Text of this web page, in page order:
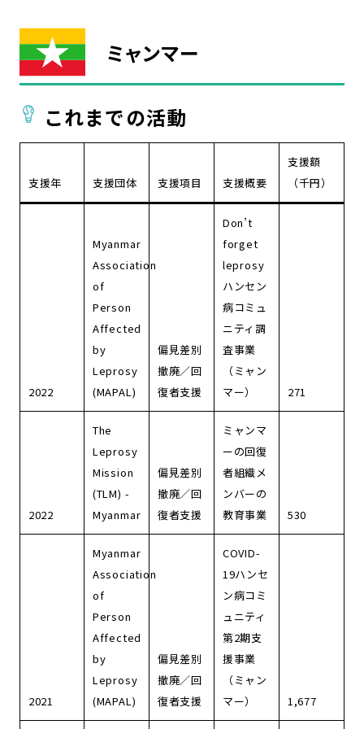
ミャンマー
これまでの活動
支援年 支援団体 支援項目 支援概要
支援額
（千円）
2022
Myanmar
Association
of
Person
Affected
by
Leprosy
(MAPAL)
偏見差別
撤廃／回
復者支援
Don’t
forget
leprosy
ハンセン
病コミュ
ニティ調
査事業
（ミャン
マー）
271
2022
The
Leprosy
Mission
(TLM) -
Myanmar
偏見差別
撤廃／回
復者支援
ミャンマ
ーの回復
者組織メ
ンバーの
教育事業
530
2021
Myanmar
Association
of
Person
Affected
by
Leprosy
(MAPAL)
偏見差別
撤廃／回
復者支援
COVID-
19ハンセ
ン病コミ
ュニティ
第2期支
援事業
（ミャン
マー）
1,677